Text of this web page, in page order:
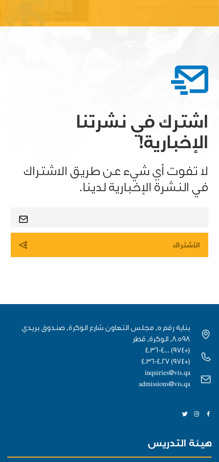
اشترك في نشرتنا
الإخبارية!
لا تفوت أي شيء عن طريق الاشتراك
في النشرة الإخبارية لدينا.
بناية رقم 5, مجلس التعاون شارع الوكرة, صندوق بريدي
٨٠٥٩٨, الوكرة, قطر
(+974) 4036-4000
(+974) 4036-4027
inquiries@vis.qa
admissions@vis.qa
هيئة التدريس